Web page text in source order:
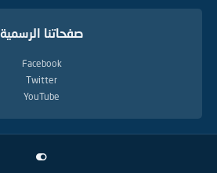
صفحاتنا الرسمية
Facebook
Twitter
YouTube